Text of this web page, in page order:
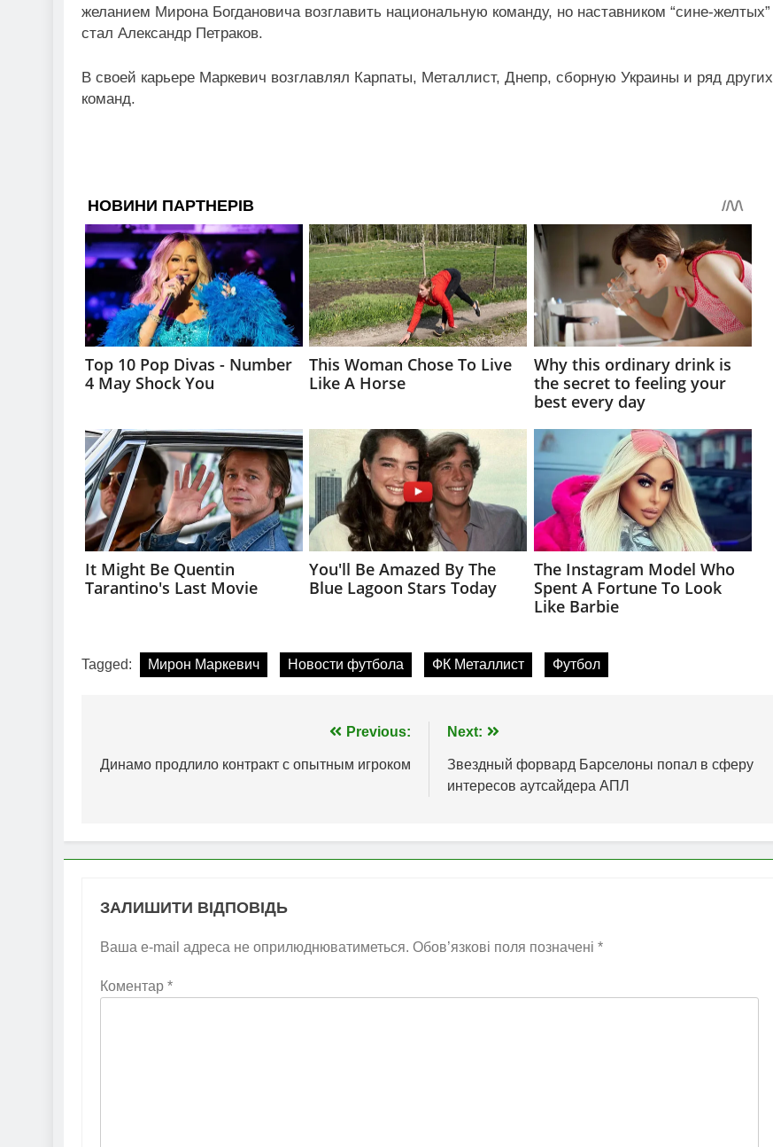
желанием Мирона Богдановича возглавить национальную команду, но наставником “сине-желтых”
стал Александр Петраков.
В своей карьере Маркевич возглавлял Карпаты, Металлист, Днепр, сборную Украины и ряд других
команд.
Tagged: Мирон Маркевич Новости футбола ФК Металлист Футбол
записів
Previous:
Динамо продлило контракт с опытным игроком
Next:
Звездный форвард Барселоны попал в сферу
интересов аутсайдера АПЛ
ЗАЛИШИТИ ВІДПОВІДЬ
Ваша e-mail адреса не оприлюднюватиметься. Обов’язкові поля позначені *
Коментар *